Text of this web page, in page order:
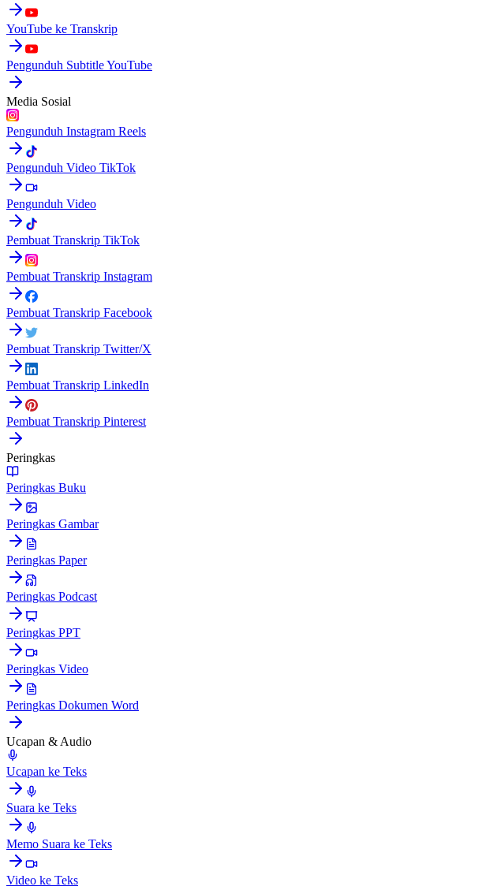
YouTube ke Transkrip
Pengunduh Subtitle YouTube
Media Sosial
Pengunduh Instagram Reels
Pengunduh Video TikTok
Pengunduh Video
Pembuat Transkrip TikTok
Pembuat Transkrip Instagram
Pembuat Transkrip Facebook
Pembuat Transkrip Twitter/X
Pembuat Transkrip LinkedIn
Pembuat Transkrip Pinterest
Peringkas
Peringkas Buku
Peringkas Gambar
Peringkas Paper
Peringkas Podcast
Peringkas PPT
Peringkas Video
Peringkas Dokumen Word
Ucapan & Audio
Ucapan ke Teks
Suara ke Teks
Memo Suara ke Teks
Video ke Teks